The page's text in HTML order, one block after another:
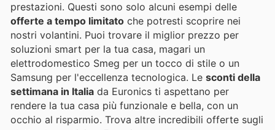
prestazioni. Questi sono solo alcuni esempi delle
offerte a tempo limitato che potresti scoprire nei
nostri volantini. Puoi trovare il miglior prezzo per
soluzioni smart per la tua casa, magari un
elettrodomestico Smeg per un tocco di stile o un
Samsung per l'eccellenza tecnologica. Le sconti della
settimana in Italia da Euronics ti aspettano per
rendere la tua casa più funzionale e bella, con un
occhio al risparmio. Trova altre incredibili offerte sugli